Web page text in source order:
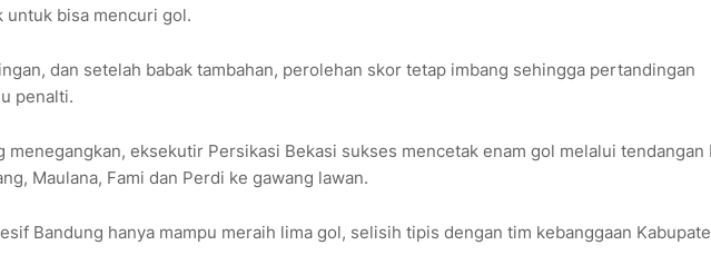
untuk bisa mencuri gol.
dan setelah babak tambahan, perolehan skor tetap imbang sehingga pertandingan
penalti.
menegangkan, eksekutir Persikasi Bekasi sukses mencetak enam gol melalui tendangan
Maulana, Fami dan Perdi ke gawang lawan.
Bandung hanya mampu meraih lima gol, selisih tipis dengan tim kebanggaan